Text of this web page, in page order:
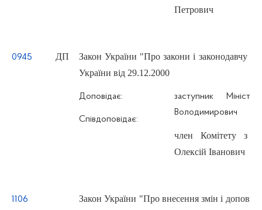
Петрович
0945 ДП
Закон України "Про закони і законодавчу
України від 29.12.2000
Доповідає:
Співдоповідає:
заступник
Володимирович
член Комітету з
Олексій Іванович
1106
Закон України "Про внесення змін і